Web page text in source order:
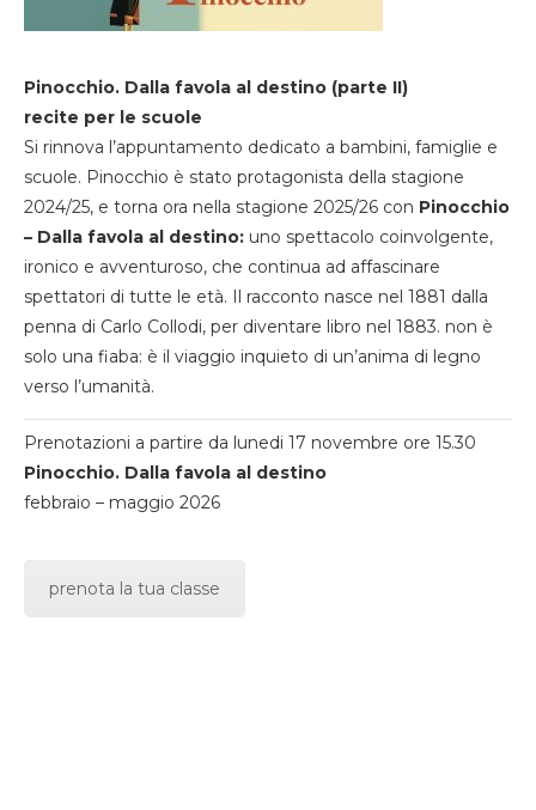
Pinocchio. Dalla favola al destino (parte II)
recite per le scuole
Si rinnova l’appuntamento dedicato a bambini, famiglie e
scuole. Pinocchio è stato protagonista della stagione
2024/25, e torna ora nella stagione 2025/26 con Pinocchio
– Dalla favola al destino: uno spettacolo coinvolgente,
ironico e avventuroso, che continua ad affascinare
spettatori di tutte le età. Il racconto nasce nel 1881 dalla
penna di Carlo Collodi, per diventare libro nel 1883. non è
solo una fiaba: è il viaggio inquieto di un’anima di legno
verso l’umanità.
Prenotazioni a partire da lunedi 17 novembre ore 15.30
Pinocchio. Dalla favola al destino
febbraio – maggio 2026
prenota la tua classe